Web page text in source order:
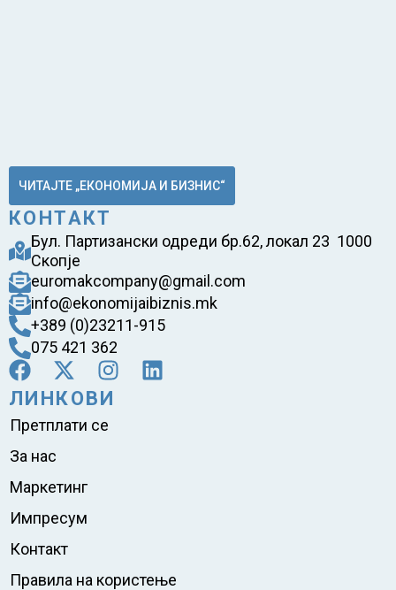
ЧИТАЈТЕ „ЕКОНОМИЈА И БИЗНИС“
КОНТАКТ
Бул. Партизански одреди бр.62, локал 23 1000
Скопје
euromakcompany@gmail.com
info@ekonomijaibiznis.mk
+389 (0)23211-915
075 421 362
ЛИНКОВИ
Претплати се
За нас
Маркетинг
Импресум
Контакт
Правила на користење